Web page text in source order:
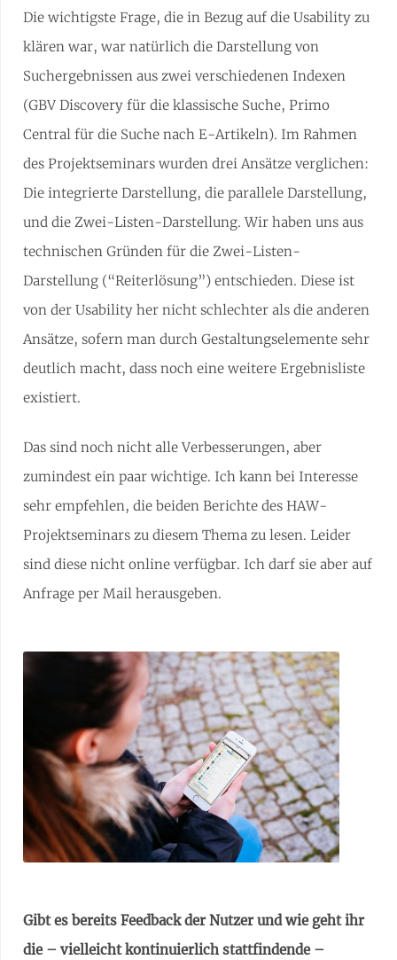
Die wichtigste Frage, die in Bezug auf die Usability zu
klären war, war natürlich die Darstellung von
Suchergebnissen aus zwei verschiedenen Indexen
(GBV Discovery für die klassische Suche, Primo
Central für die Suche nach E-Artikeln). Im Rahmen
des Projektseminars wurden drei Ansätze verglichen:
Die integrierte Darstellung, die parallele Darstellung,
und die Zwei-Listen-Darstellung. Wir haben uns aus
technischen Gründen für die Zwei-Listen-
Darstellung (“Reiterlösung”) entschieden. Diese ist
von der Usability her nicht schlechter als die anderen
Ansätze, sofern man durch Gestaltungselemente sehr
deutlich macht, dass noch eine weitere Ergebnisliste
existiert.
Das sind noch nicht alle Verbesserungen, aber
zumindest ein paar wichtige. Ich kann bei Interesse
sehr empfehlen, die beiden Berichte des HAW-
Projektseminars zu diesem Thema zu lesen. Leider
sind diese nicht online verfügbar. Ich darf sie aber auf
Anfrage per Mail herausgeben.
Gibt es bereits Feedback der Nutzer und wie geht ihr
die – vielleicht kontinuierlich stattfindende –